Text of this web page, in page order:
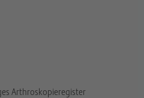
Arthroskopieregister